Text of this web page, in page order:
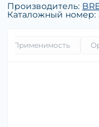
Производитель:
Каталожный номер:
Применимость